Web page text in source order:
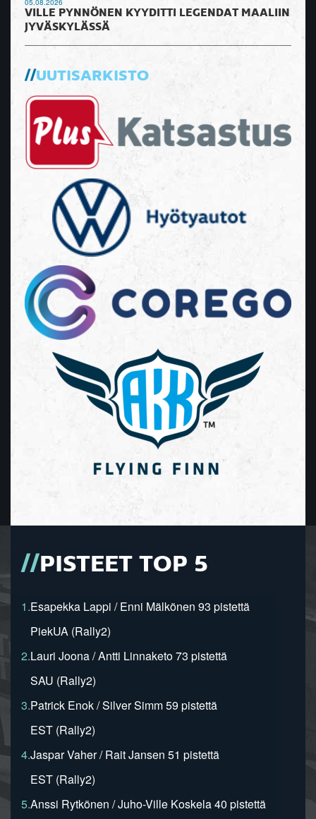
05.08.2026
VILLE PYNNÖNEN KYYDITTI LEGENDAT MAALIIN
JYVÄSKYLÄSSÄ
UUTISARKISTO
PISTEET TOP 5
1.Esapekka Lappi / Enni Mälkönen 93 pistettä
PiekUA (Rally2)
2.Lauri Joona / Antti Linnaketo 73 pistettä
SAU (Rally2)
3.Patrick Enok / Silver Simm 59 pistettä
EST (Rally2)
4.Jaspar Vaher / Rait Jansen 51 pistettä
EST (Rally2)
5.Anssi Rytkönen / Juho-Ville Koskela 40 pistettä